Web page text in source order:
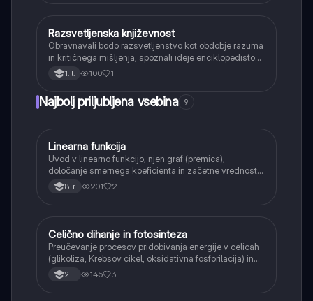
Slovenščina
Razsvetljenska književnost
Obravnavali bodo razsvetljenstvo kot obdobje razuma
in kritičnega mišljenja, spoznali ideje enciklopedistov
in vpliv na slovensko književnost (npr. Anton Tomaž
Linhart, Valentin Vodnik), ki so postavili temelje
slovenske kulture.
1. l. 100 1
Najbolj priljubljena vsebina 9
Matematika
Linearna funkcija
Uvod v linearno funkcijo, njen graf (premica),
določanje smernega koeficienta in začetne vrednosti.
Učenci bodo znali narisati graf linearne funkcije.
8. r. 201 2
Naravoslovje
Celično dihanje in fotosinteza
Preučevanje procesov pridobivanja energije v celicah
(glikoliza, Krebsov cikel, oksidativna fosforilacija) in
pretvorbe svetlobne energije v kemično energijo
(fotosinteza).
2. l. 145 3